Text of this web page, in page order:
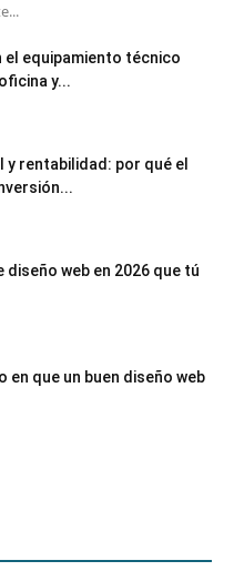
el equipamiento técnico
y...
y rentabilidad: por qué el
diseño web en 2026 que tú
en que un buen diseño web